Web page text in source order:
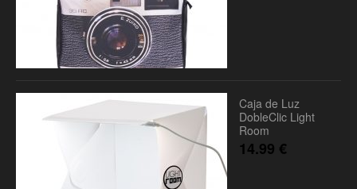
Caja de Luz
DobleClic Light
Room
14.99 €